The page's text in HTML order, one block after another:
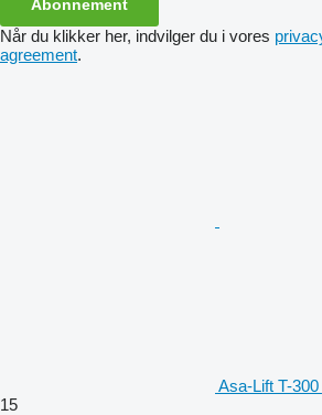
Abonnement
Når du klikker her, indvilger du i vores
agreement.
Asa-Lift T-
15